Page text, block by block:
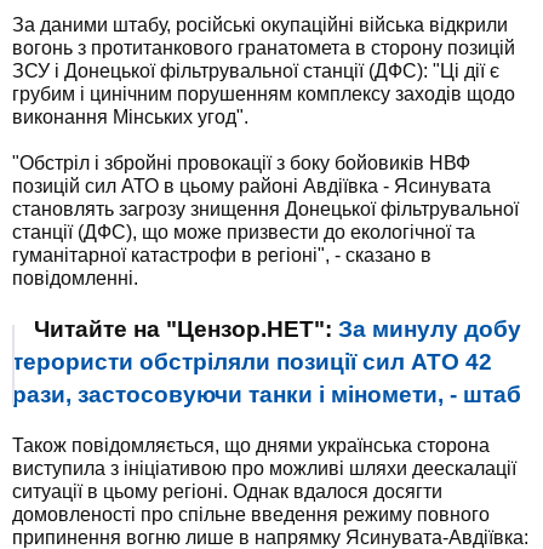
За даними штабу, російські окупаційні війська відкрили
вогонь з протитанкового гранатомета в сторону позицій
ЗСУ і Донецької фільтрувальної станції (ДФС): "Ці дії є
грубим і цинічним порушенням комплексу заходів щодо
виконання Мінських угод".
"Обстріл і збройні провокації з боку бойовиків НВФ
позицій сил АТО в цьому районі Авдіївка - Ясинувата
становлять загрозу знищення Донецької фільтрувальної
станції (ДФС), що може призвести до екологічної та
гуманітарної катастрофи в регіоні", - сказано в
повідомленні.
Читайте на "Цензор.НЕТ": За минулу добу
терористи обстріляли позиції сил АТО 42
рази, застосовуючи танки і міномети, - штаб
Також повідомляється, що днями українська сторона
виступила з ініціативою про можливі шляхи деескалації
ситуації в цьому регіоні. Однак вдалося досягти
домовленості про спільне введення режиму повного
припинення вогню лише в напрямку Ясинувата-Авдіївка: